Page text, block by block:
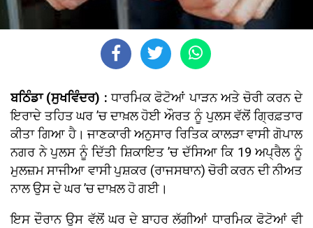
ਬਠਿੰਡਾ (ਸੁਖਵਿੰਦਰ) :ਧਾਰਮਿਕ ਫੋਟੋਆਂ ਪਾੜਨ ਅਤੇ ਚੋਰੀ ਕਰਨ ਦੇ
ਇਰਾਦੇ ਤਹਿਤ ਘਰ ’ਚ ਦਾਖ਼ਲ ਹੋਈ ਔਰਤ ਨੂੰ ਪੁਲਸ ਵੱਲੋਂ ਗ੍ਰਿਫ਼ਤਾਰ
ਕੀਤਾ ਗਿਆ ਹੈ। ਜਾਣਕਾਰੀ ਅਨੁਸਾਰ ਰਿਤਿਕ ਕਾਲੜਾ ਵਾਸੀ ਗੋਪਾਲ
ਨਗਰ ਨੇ ਪੁਲਸ ਨੂੰ ਦਿੱਤੀ ਸ਼ਿਕਾਇਤ ’ਚ ਦੱਸਿਆ ਕਿ 19 ਅਪ੍ਰੈਲ ਨੂੰ
ਮੁਲਜ਼ਮ ਸਾਜੀਆ ਵਾਸੀ ਪੁਸ਼ਕਰ (ਰਾਜਸਥਾਨ) ਚੋਰੀ ਕਰਨ ਦੀ ਨੀਅਤ
ਨਾਲ ਉਸ ਦੇ ਘਰ ’ਚ ਦਾਖ਼ਲ ਹੋ ਗਈ।
ਇਸ ਦੌਰਾਨ ਉਸ ਵੱਲੋਂ ਘਰ ਦੇ ਬਾਹਰ ਲੱਗੀਆਂ ਧਾਰਮਿਕ ਫੋਟੋਆਂ ਵੀ